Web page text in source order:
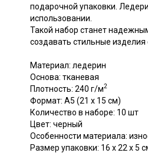
подарочной упаковки.
использовании.
Такой набор станет
создавать стильные изделия
Материал: ледерин
Основа: тканевая
Плотность: 240 г/м2
Формат: A5 (21 х 15 см)
Количество в наборе: 10 шт
Цвет: черный
Особенности материала:
Размер упаковки: 16 х 22 х 5